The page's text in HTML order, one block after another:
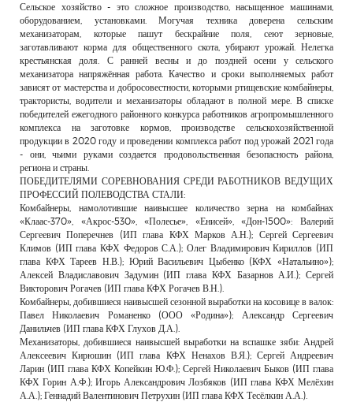
Сельское хозяйство - это сложное производство, насыщенное машинами,
оборудованием, установками. Могучая техника доверена сельским
механизаторам, которые пашут бескрайние поля, сеют зерновые,
заготавливают корма для общественного скота, убирают урожай. Нелегка
крестьянская доля. С ранней весны и до поздней осени у сельского
механизатора напряжённая работа. Качество и сроки выполняемых работ
зависят от мастерства и добросовестности, которыми ртищевские комбайнеры,
трактористы, водители и механизаторы обладают в полной мере. В списке
победителей ежегодного районного конкурса работников агропромышленного
комплекса на заготовке кормов, производстве сельскохозяйственной
продукции в 2020 году и проведении комплекса работ под урожай 2021 года
- они, чьими руками создается продовольственная безопасность района,
региона и страны.
ПОБЕДИТЕЛЯМИ СОРЕВНОВАНИЯ СРЕДИ РАБОТНИКОВ ВЕДУЩИХ
ПРОФЕССИЙ ПОЛЕВОДСТВА СТАЛИ:
Комбайнеры, намолотившие наивысшее количество зерна на комбайнах
«Клаас-370», «Акрос-530», «Полесье», «Енисей», «Дон-1500»: Валерий
Сергеевич Поперечнев (ИП глава КФХ Марков А.Н.); Сергей Сергеевич
Климов (ИП глава КФХ Федоров С.А.); Олег Владимирович Кириллов (ИП
глава КФХ Тареев Н.В.); Юрий Васильевич Цыбенко (КФХ «Натальино»);
Алексей Владиславович Задумин (ИП глава КФХ Базарнов А.И.); Сергей
Викторович Рогачев (ИП глава КФХ Рогачев В.Н.).
Комбайнеры, добившиеся наивысшей сезонной выработки на косовице в валок:
Павел Николаевич Романенко (ООО «Родина»); Александр Сергеевич
Данильчев (ИП глава КФХ Глухов Д.А.).
Механизаторы, добившиеся наивысшей выработки на вспашке зяби: Андрей
Алексеевич Кирюшин (ИП глава КФХ Ненахов В.Я.); Сергей Андреевич
Ларин (ИП глава КФХ Копейкин Ю.Ф.); Сергей Николаевич Быков (ИП глава
КФХ Горин А.Ф.); Игорь Александрович Лозбяков (ИП глава КФХ Мелёхин
А.А.); Геннадий Валентинович Петрухин (ИП глава КФХ Тесёлкин А.А.).